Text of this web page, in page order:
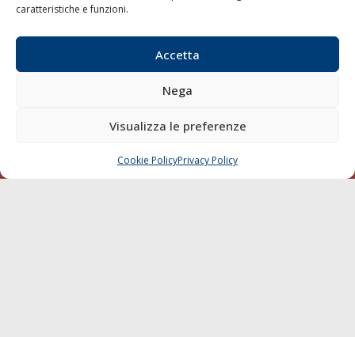
caratteristiche e funzioni.
Accetta
Nega
Visualizza le preferenze
Cookie PolicyPrivacy Policy
Compagnie di Navigazione
Blue economy
Diporto
Chi siamo
CHIAMA SCRIVI